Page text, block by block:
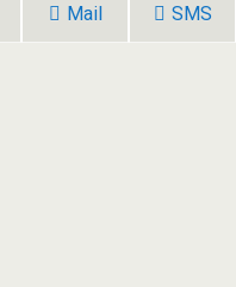
Mail SMS